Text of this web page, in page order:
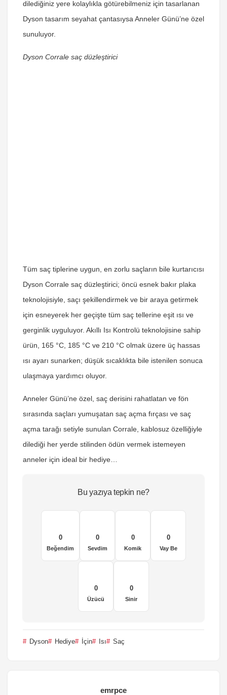
dilediğiniz yere kolaylıkla götürebilmeniz için tasarlanan
Dyson tasarım seyahat çantasıysa Anneler Günü’ne özel
sunuluyor.
Dyson Corrale saç düzleştirici
Tüm saç tiplerine uygun, en zorlu saçların bile kurtarıcısı
Dyson Corrale saç düzleştirici; öncü esnek bakır plaka
teknolojisiyle, saçı şekillendirmek ve bir araya getirmek
için esneyerek her geçişte tüm saç tellerine eşit ısı ve
gerginlik uyguluyor. Akıllı Isı Kontrolü teknolojisine sahip
ürün, 165 °C, 185 °C ve 210 °C olmak üzere üç hassas
ısı ayarı sunarken; düşük sıcaklıkta bile istenilen sonuca
ulaşmaya yardımcı oluyor.
Anneler Günü’ne özel, saç derisini rahatlatan ve fön
sırasında saçları yumuşatan saç açma fırçası ve saç
açma tarağı setiyle sunulan Corrale, kablosuz özelliğiyle
dilediği her yerde stilinden ödün vermek istemeyen
anneler için ideal bir hediye…
Bu yazıya tepkin ne?
0
Beğendim
0
Sevdim
0
Komik
0
Vay Be
0
Üzücü
0
Sinir
Dyson Hediye İçin Isı Saç
emrpce